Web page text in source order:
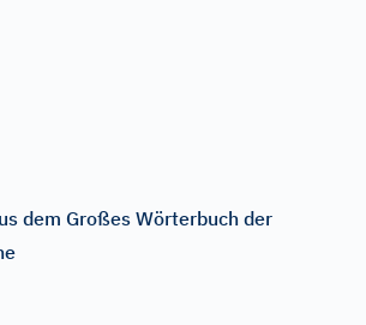
dem Großes Wörterbuch der